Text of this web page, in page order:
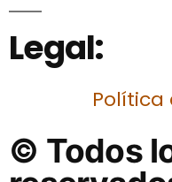
Legal:
© Todos